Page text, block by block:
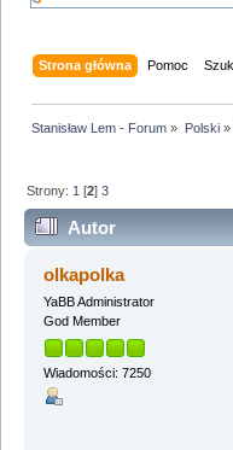
Strona główna Pomoc
Stanisław Lem - Forum » Polski»
Strony: 1 [2]3
Autor
olkapolka
YaBB Administrator
God Member
Wiadomości: 7250